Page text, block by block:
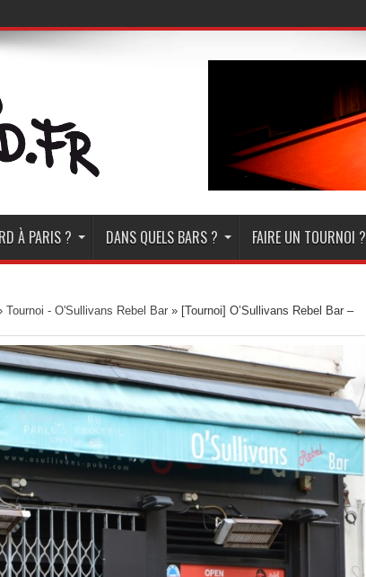
À PARIS ? DANS QUELS BARS ? FAIRE UN TOURNOI ?
Tournoi - O'Sullivans Rebel Bar» [Tournoi] O’Sullivans Rebel Bar –